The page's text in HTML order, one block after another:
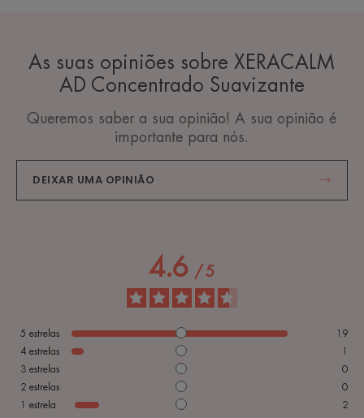
As suas opiniões sobre XERACALM
AD Concentrado Suavizante
Queremos saber a sua opinião! A sua opinião é
importante para nós.
DEIXAR UMA OPINIÃO
4.6 /5
5 estrelas
19
4 estrelas
1
3 estrelas
0
2 estrelas
0
1 estrela 2